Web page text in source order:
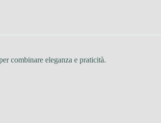
combinare eleganza e praticità.